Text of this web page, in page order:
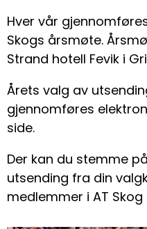
Hver vår
Skogs årsmøte.
Strand hotell Fevik i
Årets valg av
gjennomføres
side.
Der kan du stemme
utsending fra din
medlemmer i AT